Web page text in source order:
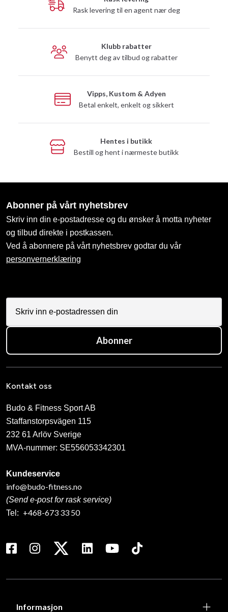
Rask levering til en agent nær deg
Klubb rabatter
Benytt deg av tilbud og rabatter
Vipps, Kustom & Adyen
Betal enkelt, enkelt og sikkert
Hentes i butikk
Bestill og hent i nærmeste butikk
Abonner på vårt nyhetsbrev
Skriv inn din e-postadresse og du ønsker å motta nyheter
og tilbud direkte i postkassen.
Ved å abonnere på vårt nyhetsbrev godtar du vår
personvernerklæring
Abonner
Kontakt oss
Budo & Fitness Sport AB
Staffanstorpsvägen 115
232 61 Arlöv Sverige
MVA-nummer: SE556053342301
Kundeservice
info@budo-fitness.no
(Send e-post for rask service)
Tel: +468-673 33 50
Informasjon